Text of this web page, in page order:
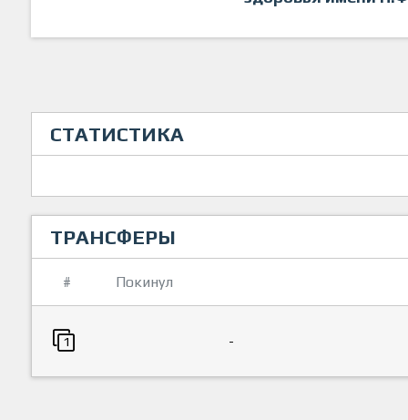
СТАТИСТИКА
ТРАНСФЕРЫ
# Покинул
1 -